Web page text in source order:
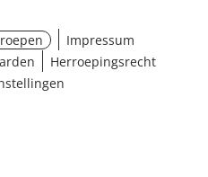
Impressum
Herroepingsrecht